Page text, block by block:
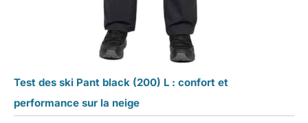
Test des ski Pant black (200) L : confort et
performance sur la neige